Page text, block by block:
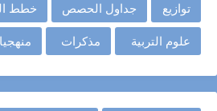
توازيع جداول الحصص خطط
علوم التربية مذكرات